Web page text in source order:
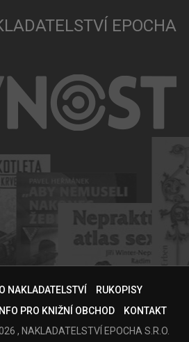
EPOCHA
O NAKLADATELSTVÍ
RUKOPISY
INFO PRO KNIŽNÍ OBCHOD
KONTAKT
, NAKLADATELSTVÍ EPOCHA S.R.O.